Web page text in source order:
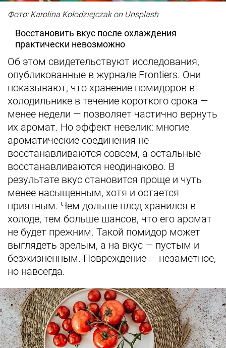
Фото: Karolina Kołodziejczak on Unsplash
Восстановить вкус после охлаждения
практически невозможно
Об этом свидетельствуют исследования,
опубликованные в журнале Frontiers. Они
показывают, что хранение помидоров в
холодильнике в течение короткого срока —
менее недели — позволяет частично вернуть
их аромат. Но эффект невелик: многие
ароматические соединения не
восстанавливаются совсем, а остальные
восстанавливаются неодинаково. В
результате вкус становится проще и чуть
менее насыщенным, хотя и остается
приятным. Чем дольше плод хранился в
холоде, тем больше шансов, что его аромат
не будет прежним. Такой помидор может
выглядеть зрелым, а на вкус — пустым и
безжизненным. Повреждение — незаметное,
но навсегда.